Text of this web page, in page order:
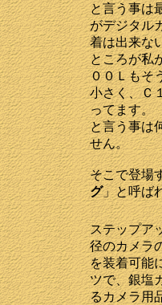
と言う事は
がデジタル
着は出来な
ところが私
００Ｌもそ
小さく、Ｃ
ってます。
と言う事は
せん。
そこで登場
グ」と呼ば
ステップア
径のカメラ
を装着可能
ツで、銀塩
るカメラ用